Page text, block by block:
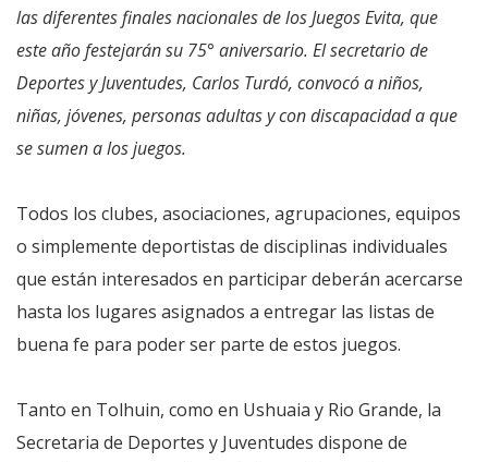
las diferentes finales nacionales de los Juegos Evita, que
este año festejarán su 75° aniversario. El secretario de
Deportes y Juventudes, Carlos Turdó, convocó a niños,
niñas, jóvenes, personas adultas y con discapacidad a que
se sumen a los juegos.
Todos los clubes, asociaciones, agrupaciones, equipos
o simplemente deportistas de disciplinas individuales
que están interesados en participar deberán acercarse
hasta los lugares asignados a entregar las listas de
buena fe para poder ser parte de estos juegos.
Tanto en Tolhuin, como en Ushuaia y Rio Grande, la
Secretaria de Deportes y Juventudes dispone de